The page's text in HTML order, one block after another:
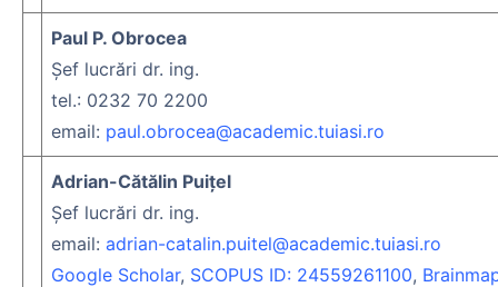
Paul P. Obrocea
Şef lucrări dr. ing.
tel.: 0232 70 2200
email: paul.obrocea@academic.tuiasi.ro
Adrian-Cătălin Puiţel
Şef lucrări dr. ing.
email: adrian-catalin.puitel@academic.tuiasi.ro
Google Scholar, SCOPUS ID: 24559261100,